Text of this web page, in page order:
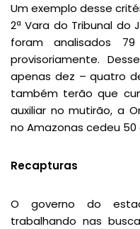
Um exemplo desse
2ª Vara do Tribunal do
foram analisados
provisoriamente.
apenas dez – quatro
também terão que
auxiliar no mutirão, a
no Amazonas cedeu
Recapturas
O governo do
trabalhando nas